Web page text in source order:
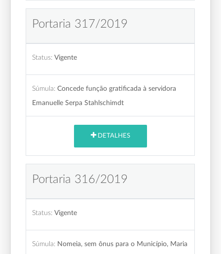
Portaria 317/2019
Status: Vigente
Súmula: Concede função gratificada à servidora
Emanuelle Serpa Stahlschimdt
DETALHES
Portaria 316/2019
Status: Vigente
Súmula: Nomeia, sem ônus para o Município, Maria